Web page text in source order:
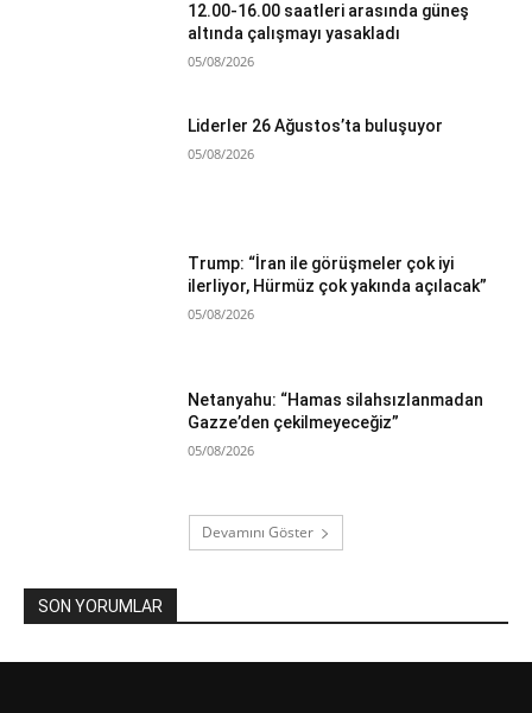
12.00-16.00 saatleri arasında güneş
altında çalışmayı yasakladı
05/08/2026
Liderler 26 Ağustos’ta buluşuyor
05/08/2026
Trump: “İran ile görüşmeler çok iyi
ilerliyor, Hürmüz çok yakında açılacak”
05/08/2026
Netanyahu: “Hamas silahsızlanmadan
Gazze’den çekilmeyeceğiz”
05/08/2026
Devamını Göster
SON YORUMLAR